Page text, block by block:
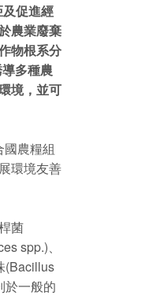
促進經
農業廢棄
物根系分
多種農
境，並可
農糧組
環境友善
菌
spp.)、
(Bacillus
於一般的